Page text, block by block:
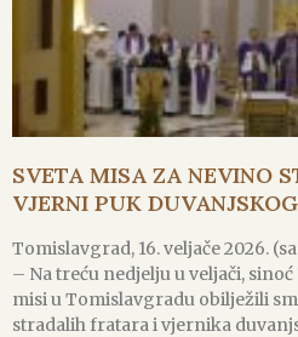
SVETA MISA ZA NEVINO
VJERNI PUK
Tomislavgrad, 16. veljače 2026.
– Na treću nedjelju u veljači, sinoć
misi u Tomislavgradu obilježili
stradalih fratara i vjernika